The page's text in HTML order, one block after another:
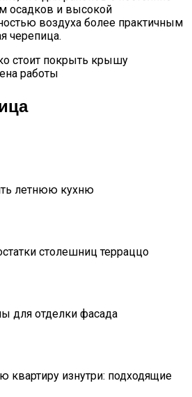
осадков и высокой
воздуха более практичным
черепица.
стоит покрыть крышу
работы
летнюю кухню
столешниц терраццо
для отделки фасада
квартиру изнутри: подходящие